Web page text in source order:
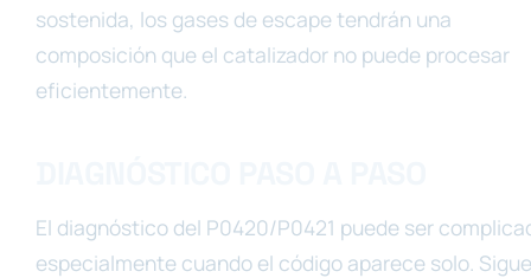
sostenida, los gases de escape tendrán una
composición que el catalizador no puede procesar
eficientemente.
El diagnóstico del P0420/P0421 puede ser
especialmente cuando el código aparece solo. Sigue